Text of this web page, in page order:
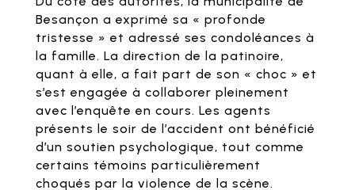
Besançon a exprimé sa « profonde
tristesse » et adressé ses condoléances à
la famille. La direction de la patinoire,
quant à elle, a fait part de son « choc » et
s’est engagée à collaborer pleinement
avec l’enquête en cours. Les agents
présents le soir de l’accident ont bénéficié
d’un soutien psychologique, tout comme
certains témoins particulièrement
choqués par la violence de la scène.